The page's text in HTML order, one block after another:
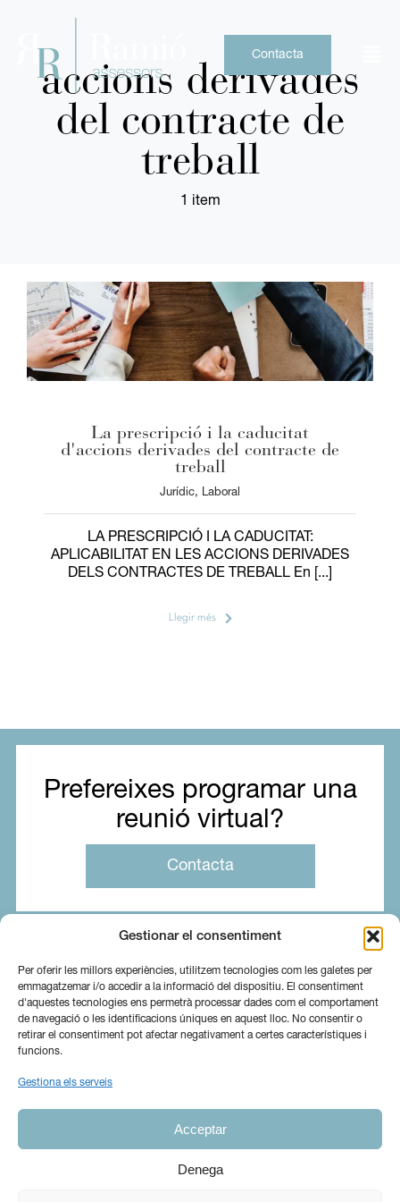
Gestionar el consentiment
Per oferir les millors experiències, utilitzem tecnologies com les galetes per
emmagatzemar i/o accedir a la informació del dispositiu. El consentiment
d'aquestes tecnologies ens permetrà processar dades com el comportament
de navegació o les identificacions úniques en aquest lloc. No consentir o
retirar el consentiment pot afectar negativament a certes característiques i
funcions.
Gestiona els serveis
Acceptar
Denega
Contacta
accions derivades
del contracte de
treball
1 item
La prescripció i la caducitat
d'accions derivades del contracte de
treball
Jurídic, Laboral
LA PRESCRIPCIÓ I LA CADUCITAT:
APLICABILITAT EN LES ACCIONS DERIVADES
DELS CONTRACTES DE TREBALL En [...]
Llegir més
Prefereixes programar una
reunió virtual?
Contacta
Sobre nosaltres Serveis
Blog
Canal Ètic